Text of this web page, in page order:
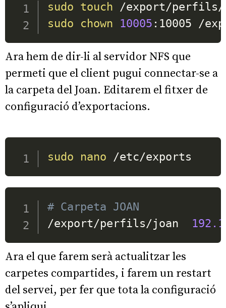
sudo touch
sudo
chown 10005 :10005 /
Ara hem de dir-li al servidor NFS que
permeti que el client pugui connectar-se a
la carpeta del Joan. Editarem el fitxer de
configuració d’exportacions.
sudo nano /etc/exports
# Carpeta JOAN
/export/perfils/joan
Ara el que farem serà actualitzar les
carpetes compartides, i farem un restart
del servei, per fer que tota la configuració